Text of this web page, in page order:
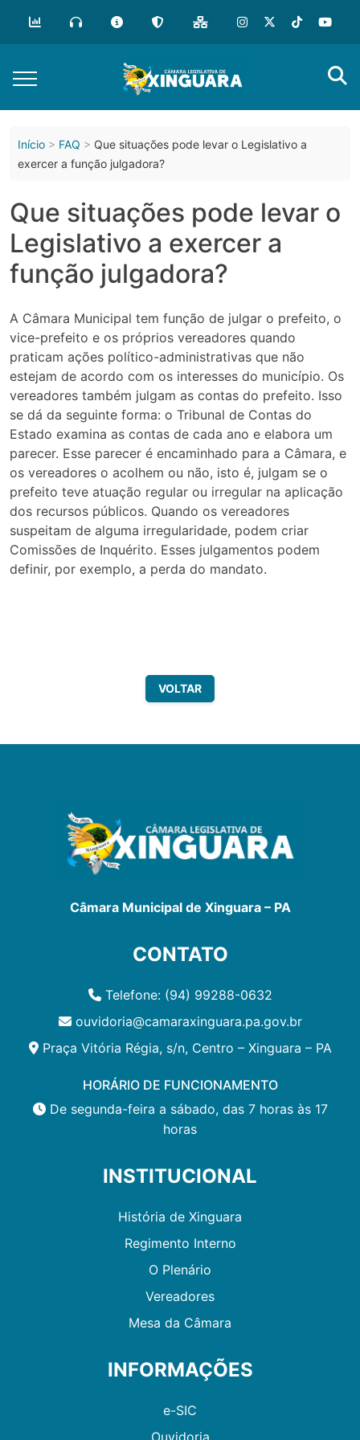
conteúdo
Início FAQ
Que situações pode levar o Legislativo a
exercer a função julgadora?
Que situações pode levar o
Legislativo a exercer a
função julgadora?
A Câmara Municipal tem função de julgar o prefeito, o
vice-prefeito e os próprios vereadores quando
praticam ações político-administrativas que não
estejam de acordo com os interesses do município. Os
vereadores também julgam as contas do prefeito. Isso
se dá da seguinte forma: o Tribunal de Contas do
Estado examina as contas de cada ano e elabora um
parecer. Esse parecer é encaminhado para a Câmara, e
os vereadores o acolhem ou não, isto é, julgam se o
prefeito teve atuação regular ou irregular na aplicação
dos recursos públicos. Quando os vereadores
suspeitam de alguma irregularidade, podem criar
Comissões de Inquérito. Esses julgamentos podem
definir, por exemplo, a perda do mandato.
VOLTAR
Câmara Municipal de Xinguara – PA
CONTATO
Telefone: (94) 99288-0632
ouvidoria@camaraxinguara.pa.gov.br
Praça Vitória Régia, s/n, Centro – Xinguara – PA
HORÁRIO DE FUNCIONAMENTO
De segunda-feira a sábado, das 7 horas às 17
horas
INSTITUCIONAL
História de Xinguara
Regimento Interno
O Plenário
Vereadores
Mesa da Câmara
INFORMAÇÕES
e-SIC